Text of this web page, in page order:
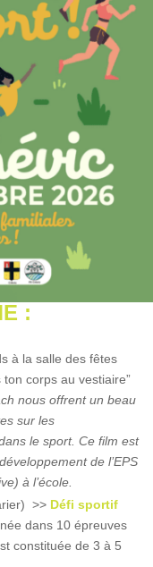
:
à la salle des fêtes
corps au vestiaire”
nous offrent un beau
sur les
le sport. Ce film est
de l’EPS
à l’école.
>> Défi sportif
dans 10 épreuves
constituée de 3 à 5